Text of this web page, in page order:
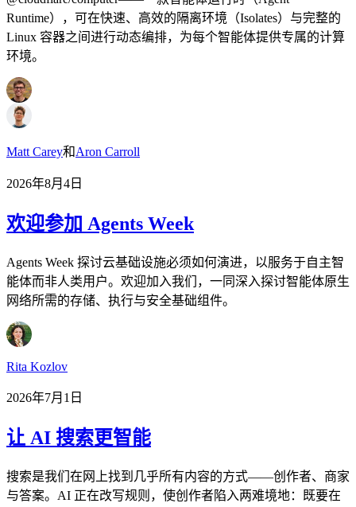
Runtime），可在快速、高效的隔离环境（Isolates）与完整的
Linux 容器之间进行动态编排，为每个智能体提供专属的计算
环境。
Matt Carey和Aron Carroll
2026年8月4日
欢迎参加 Agents Week
Agents Week 探讨云基础设施必须如何演进，以服务于自主智
能体而非人类用户。欢迎加入我们，一同深入探讨智能体原生
网络所需的存储、执行与安全基础组件。
Rita Kozlov
2026年7月1日
让 AI 搜索更智能
搜索是我们在网上找到几乎所有内容的方式——创作者、商家
与答案。AI 正在改写规则，使创作者陷入两难境地：既要在